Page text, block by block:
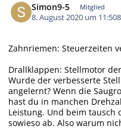
Simon9-5 Mitglied
8. August 2020 um 11:50
Zahnriemen: Steuerzeiten
Drallklappen: Stellmotor
Wurde der verbesserte
angelernt? Wenn die
hast du in manchen
Leistung. Und beim tausch
sowieso ab. Also warum